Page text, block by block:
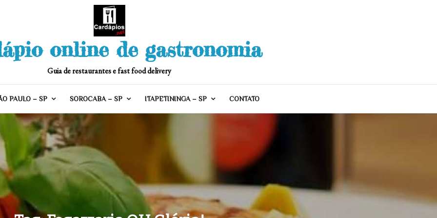
online de gastronomia
Guia de restaurantes e fast food delivery
PAULO – SP SOROCABA – SP ITAPETININGA – SP CONTATO